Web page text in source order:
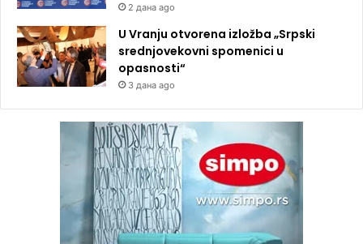
2 дана ago
U Vranju otvorena izložba „Srpski
srednjovekovni spomenici u
opasnosti“
3 дана ago